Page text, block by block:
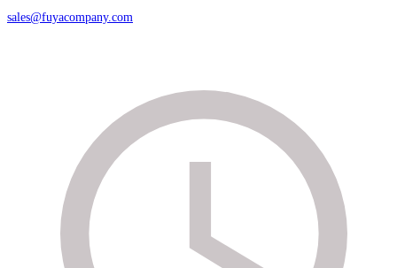
sales@fuyacompany.com